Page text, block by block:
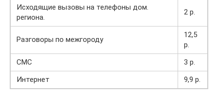
Исходящие вызовы на телефоны дом.
региона.
2 р.
Разговоры по межгороду
12,5
р.
СМС
3 р.
Интернет
9,9 р.